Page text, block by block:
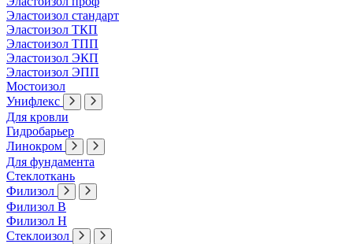
Эластоизол стандарт
Эластоизол ТКП
Эластоизол ТПП
Эластоизол ЭКП
Эластоизол ЭПП
Мостоизол
Унифлекс
Для кровли
Гидробарьер
Линокром
Для фундамента
Стеклоткань
Филизол
Филизол В
Филизол Н
Стеклоизол